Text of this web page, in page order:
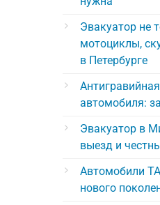
Эвакуатор не
мотоциклы,
в Петербурге
автомобиля:
Эвакуатор в
выезд и
Автомобили
нового